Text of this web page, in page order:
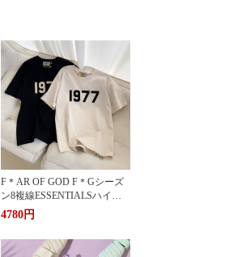
F＊AR OF GOD F＊Gシーズ
ン8複線ESSENTIALSハイス
トリート1977アルファベット
Tシャツカップル半袖
4780円